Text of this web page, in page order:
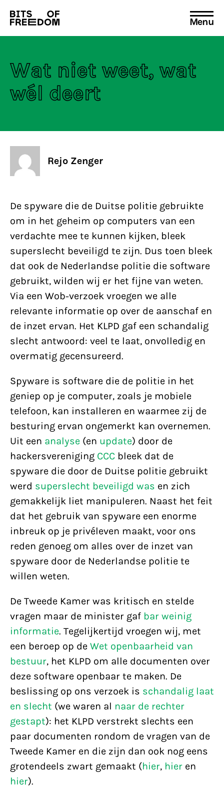
Search
for:
Menu
Wat niet weet, wat
wél deert
Rejo Zenger
De spyware die de Duitse politie gebruikte
om in het geheim op computers van een
verdachte mee te kunnen kijken, bleek
superslecht beveiligd te zijn. Dus toen bleek
dat ook de Nederlandse politie die software
gebruikt, wilden wij er het fijne van weten.
Via een Wob-verzoek vroegen we alle
relevante informatie op over de aanschaf en
de inzet ervan. Het KLPD gaf een schandalig
slecht antwoord: veel te laat, onvolledig en
overmatig gecensureerd.
Spyware is software die de politie in het
geniep op je computer, zoals je mobiele
telefoon, kan installeren en waarmee zij de
besturing ervan ongemerkt kan overnemen.
Uit een analyse (en update) door de
hackersvereniging CCC bleek dat de
spyware die door de Duitse politie gebruikt
werd superslecht beveiligd was en zich
gemakkelijk liet manipuleren. Naast het feit
dat het gebruik van spyware een enorme
inbreuk op je privéleven maakt, voor ons
reden genoeg om alles over de inzet van
spyware door de Nederlandse politie te
willen weten.
De Tweede Kamer was kritisch en stelde
vragen maar de minister gaf bar weinig
informatie. Tegelijkertijd vroegen wij, met
een beroep op de Wet openbaarheid van
bestuur, het KLPD om alle documenten over
deze software openbaar te maken. De
beslissing op ons verzoek is schandalig laat
en slecht (we waren al naar de rechter
gestapt): het KLPD verstrekt slechts een
paar documenten rondom de vragen van de
Tweede Kamer en die zijn dan ook nog eens
grotendeels zwart gemaakt (hier, hier en
hier).